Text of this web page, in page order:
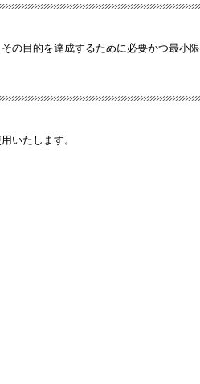
目的を達成するために必要かつ最小
いたします。